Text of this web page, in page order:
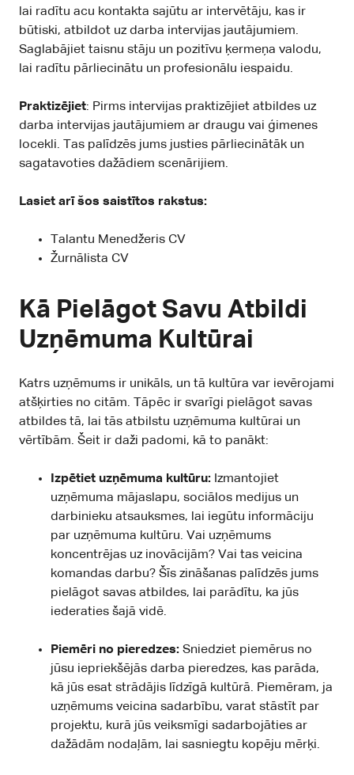
lai radītu acu kontakta sajūtu ar intervētāju, kas ir
būtiski, atbildot uz darba intervijas jautājumiem.
Saglabājiet taisnu stāju un pozitīvu ķermeņa valodu,
lai radītu pārliecinātu un profesionālu iespaidu.
Praktizējiet: Pirms intervijas praktizējiet atbildes uz
darba intervijas jautājumiem ar draugu vai ģimenes
locekli. Tas palīdzēs jums justies pārliecinātāk un
sagatavoties dažādiem scenārijiem.
Lasiet arī šos saistītos rakstus:
Talantu Menedžeris CV
Žurnālista CV
Kā Pielāgot Savu Atbildi
Uzņēmuma Kultūrai
Katrs uzņēmums ir unikāls, un tā kultūra var ievērojami
atšķirties no citām. Tāpēc ir svarīgi pielāgot savas
atbildes tā, lai tās atbilstu uzņēmuma kultūrai un
vērtībām. Šeit ir daži padomi, kā to panākt:
Izpētiet uzņēmuma kultūru: Izmantojiet
uzņēmuma mājaslapu, sociālos medijus un
darbinieku atsauksmes, lai iegūtu informāciju
par uzņēmuma kultūru. Vai uzņēmums
koncentrējas uz inovācijām? Vai tas veicina
komandas darbu? Šīs zināšanas palīdzēs jums
pielāgot savas atbildes, lai parādītu, ka jūs
iederaties šajā vidē.
Piemēri no pieredzes: Sniedziet piemērus no
jūsu iepriekšējās darba pieredzes, kas parāda,
kā jūs esat strādājis līdzīgā kultūrā. Piemēram, ja
uzņēmums veicina sadarbību, varat stāstīt par
projektu, kurā jūs veiksmīgi sadarbojāties ar
dažādām nodaļām, lai sasniegtu kopēju mērķi.